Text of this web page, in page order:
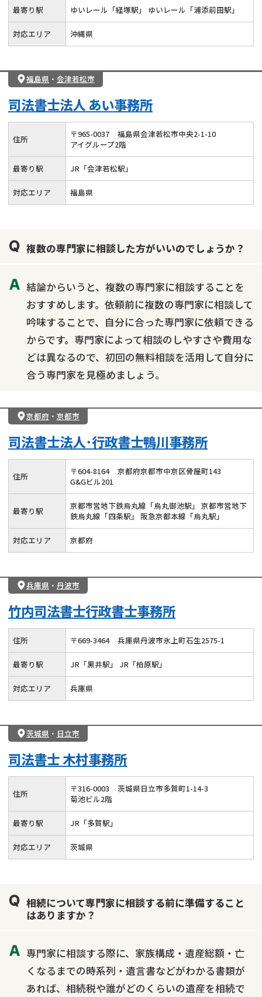
最寄り駅 ゆいレール「経塚駅」 ゆいレール「浦添前田駅」
対応エリア 沖縄県
福島県 ・ 会津若松市
司法書士法人 あい事務所
住所 〒965-0037
福島県会津若松市中央2-1-10
アイグループ2階
最寄り駅 JR「会津若松駅」
対応エリア 福島県
複数の専門家に相談した方がいいのでしょうか？
結論からいうと、複数の専門家に相談することを
おすすめします。依頼前に複数の専門家に相談して
吟味することで、自分に合った専門家に依頼できる
からです。専門家によって相談のしやすさや費用な
どは異なるので、初回の無料相談を活用して自分に
合う専門家を見極めましょう。
京都府・ 京都市
司法書士法人･行政書士鴨川事務所
住所 〒604-8164
京都府京都市中京区骨屋町143
G&Gビル201
最寄り駅
京都市営地下鉄烏丸線「烏丸御池駅」 京都市営地下
鉄烏丸線「四条駅」 阪急京都本線「烏丸駅」
対応エリア 京都府
兵庫県 ・ 丹波市
竹内司法書士行政書士事務所
住所 〒669-3464 兵庫県丹波市氷上町石生2575-1
最寄り駅 JR「黒井駅」 JR「柏原駅」
対応エリア 兵庫県
茨城県 ・ 日立市
司法書士 木村事務所
住所 〒316-0003
茨城県日立市多賀町1-14-3
菊池ビル2階
最寄り駅 JR「多賀駅」
対応エリア 茨城県
相続について専門家に相談する前に準備すること
はありますか？
専門家に相談する際に、家族構成・遺産総額・亡
くなるまでの時系列・遺言書などがわかる書類が
あれば、相続税や誰がどのくらいの遺産を相続で